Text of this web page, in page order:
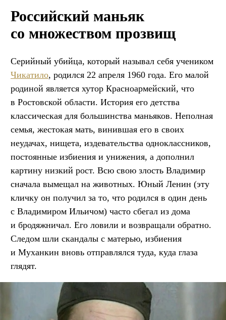
Российский маньяк
со множеством прозвищ
Серийный убийца, который называл себя учеником
Чикатило, родился 22 апреля 1960 года. Его малой
родиной является хутор Красноармейский, что
в Ростовской области. История его детства
классическая для большинства маньяков. Неполная
семья, жестокая мать, винившая его в своих
неудачах, нищета, издевательства одноклассников,
постоянные избиения и унижения, а дополнил
картину низкий рост. Всю свою злость Владимир
сначала вымещал на животных. Юный Ленин (эту
кличку он получил за то, что родился в один день
с Владимиром Ильичом) часто сбегал из дома
и бродяжничал. Его ловили и возвращали обратно.
Следом шли скандалы с матерью, избиения
и Муханкин вновь отправлялся туда, куда глаза
глядят.